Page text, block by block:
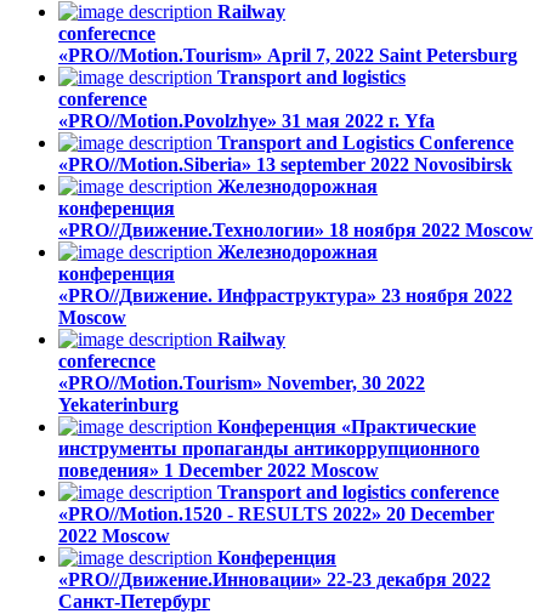
Railway
conferecnce
«PRO//Motion.Tourism» April 7, 2022 Saint Petersburg
Transport and logistics
conference
«PRO//Motion.Povolzhye» 31 мая 2022 г. Yfa
Transport and Logistics Conference
«PRO//Motion.Siberia» 13 september 2022 Novosibirsk
Железнодорожная
конференция
«PRO//Движение.Технологии» 18 ноября 2022 Moscow
Железнодорожная
конференция
«PRO//Движение. Инфраструктура» 23 ноября 2022
Moscow
Railway
conferecnce
«PRO//Motion.Tourism» November, 30 2022
Yekaterinburg
Конференция «Практические
инструменты пропаганды антикоррупционного
поведения» 1 December 2022 Moscow
Transport and logistics conference
«PRO//Motion.1520 - RESULTS 2022» 20 December
2022 Moscow
Конференция
«PRO//Движение.Инновации» 22-23 декабря 2022
Санкт-Петербург